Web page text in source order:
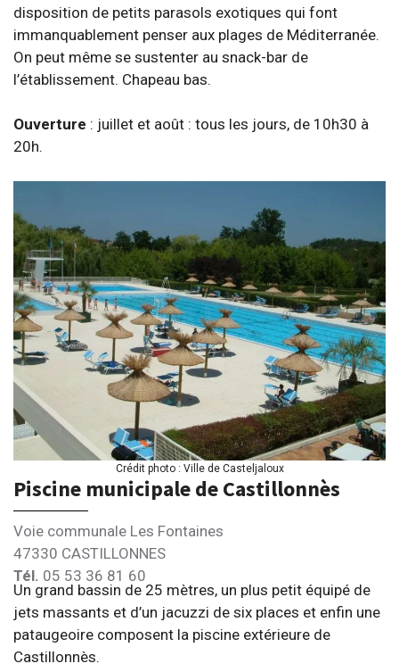
disposition de petits parasols exotiques qui font
immanquablement penser aux plages de Méditerranée.
On peut même se sustenter au snack-bar de
l’établissement. Chapeau bas.
Ouverture : juillet et août : tous les jours, de 10h30 à
20h.
Crédit photo : Ville de Casteljaloux
Piscine municipale de Castillonnès
Voie communale Les Fontaines
47330 CASTILLONNES
Tél. 05 53 36 81 60
Un grand bassin de 25 mètres, un plus petit équipé de
jets massants et d’un jacuzzi de six places et enfin une
pataugeoire composent la piscine extérieure de
Castillonnès.